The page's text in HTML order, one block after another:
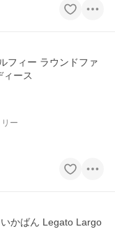
フィー ラウンドファ
ィース
ー
かばん Legato Largo